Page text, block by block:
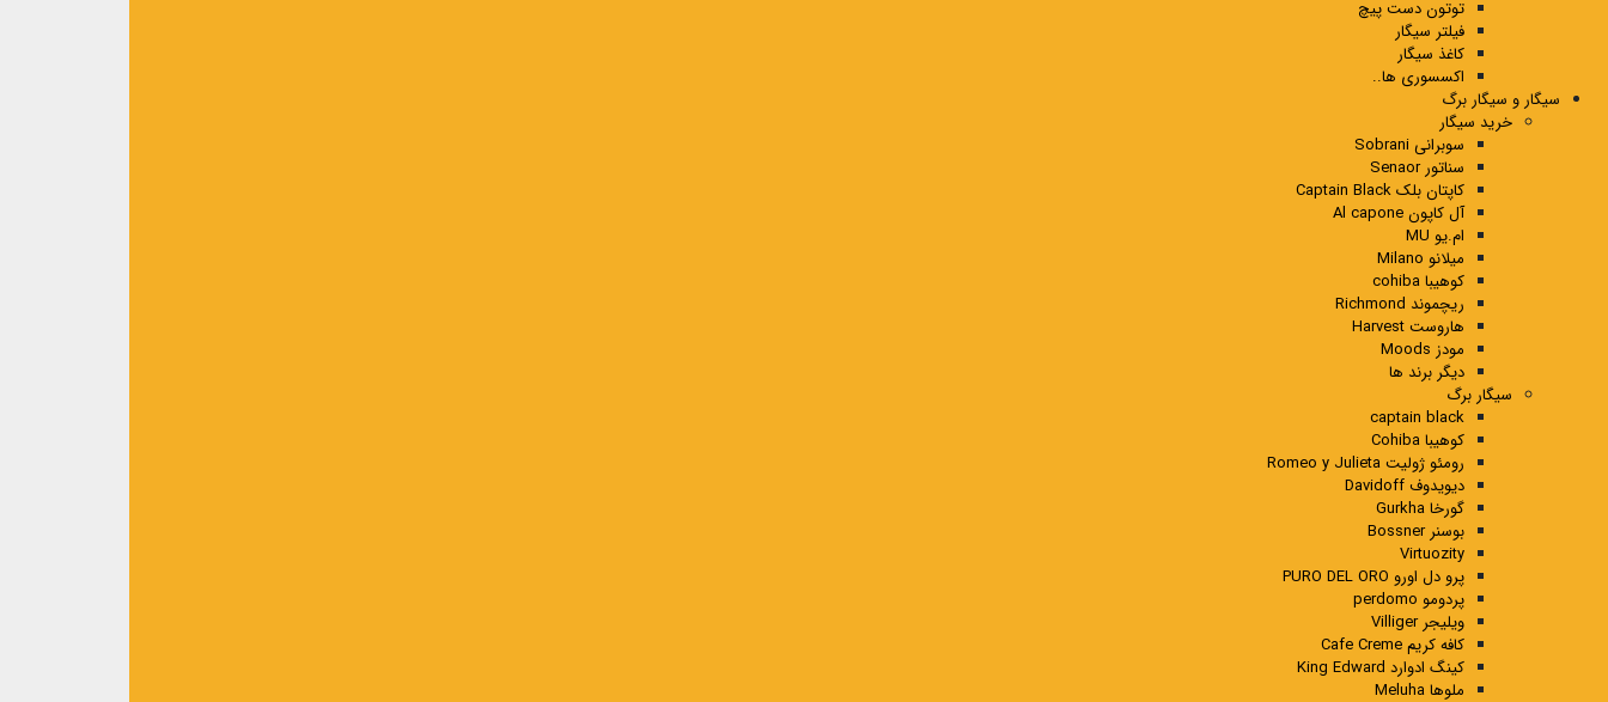
توتون دست پیچ
فیلتر سیگار
کاغذ سیگار
اکسسوری ها..
سیگار و سیگار برگ
خرید سیگار
سوبرانی Sobrani
سناتور Senaor
کاپتان بلک Captain Black
آل کاپون Al capone
ام.یو MU
میلانو Milano
کوهیبا cohiba
ریچموند Richmond
هاروست Harvest
مودز Moods
دیگر برند ها
سیگار برگ
captain black
کوهیبا Cohiba
رومئو ژولیت Romeo y Julieta
دیویدوف Davidoff
گورخا Gurkha
بوسنر Bossner
Virtuozity
پرو دل اورو PURO DEL ORO
پردومو perdomo
ویلیجر Villiger
کافه کریم Cafe Creme
کینگ ادوارد King Edward
ملوها Meluha